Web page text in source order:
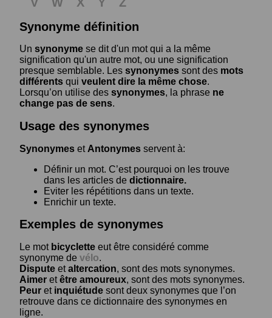
Synonyme définition
Un synonyme se dit d'un mot qui a la même
signification qu'un autre mot, ou une signification
presque semblable. Les synonymes sont des mots
différents qui veulent dire la même chose.
Lorsqu’on utilise des synonymes, la phrase ne
change pas de sens.
Usage des synonymes
Synonymes et Antonymes servent à:
Définir un mot. C’est pourquoi on les trouve
dans les articles de dictionnaire.
Eviter les répétitions dans un texte.
Enrichir un texte.
Exemples de synonymes
Le mot bicyclette eut être considéré comme
synonyme de vélo.
Dispute etaltercation, sont des mots synonymes.
Aimer etêtre amoureux, sont des mots synonymes.
Peur et inquiétude sont deux synonymes que l’on
retrouve dans ce dictionnaire des synonymes en
ligne.